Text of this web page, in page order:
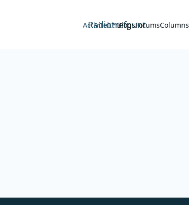
Radiotrefpunt
Activiteit BlogsForumsColumns